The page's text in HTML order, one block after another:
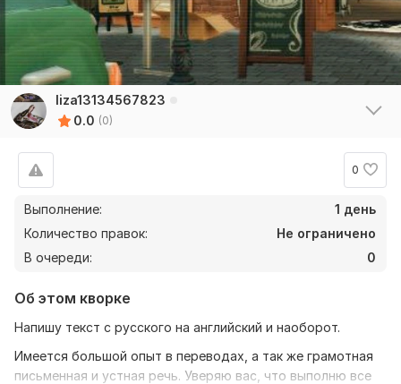
liza13134567823
0.0 (0)
0
Выполнение:
1 день
Количество правок:
Не ограничено
В очереди:
0
Об этом кворке
Напишу текст с русского на английский и наоборот.
Имеется большой опыт в переводах, а так же грамотная
письменная и устная речь. Уверяю вас, что выполню все